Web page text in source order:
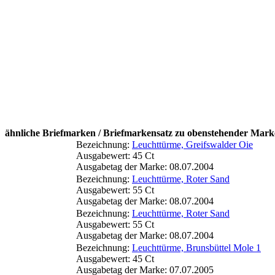
ähnliche Briefmarken / Briefmarkensatz zu obenstehender
Bezeichnung: Leuchttürme, Greifswalder Oie
Ausgabewert: 45 Ct
Ausgabetag der Marke: 08.07.2004
Bezeichnung: Leuchttürme, Roter Sand
Ausgabewert: 55 Ct
Ausgabetag der Marke: 08.07.2004
Bezeichnung: Leuchttürme, Roter Sand
Ausgabewert: 55 Ct
Ausgabetag der Marke: 08.07.2004
Bezeichnung: Leuchttürme, Brunsbüttel Mole 1
Ausgabewert: 45 Ct
Ausgabetag der Marke: 07.07.2005